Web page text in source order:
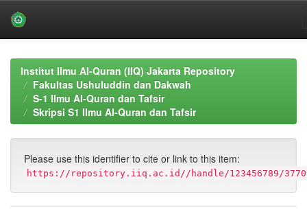
navigationInstitut Ilmu Al-Quran (IIQ) Jakarta Repository
Fakultas Ushuluddin dan Dakwah
S-1 Ilmu Al-Quran dan Tafsir
Skripsi S1 Ilmu Al-Quran dan Tafsir
Please use this identifier to cite or link to this item:
https://repository.iiq.ac.id//handle/123456789/3770